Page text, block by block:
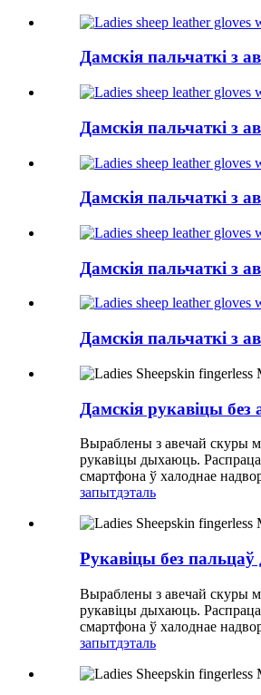
Дамскія пальчаткі з
Дамскія пальчаткі з
Дамскія пальчаткі з
Дамскія пальчаткі з
Дамскія пальчаткі з
Дамскія рукавіцы
Выраблены з авечай скуры
рукавіцы дыхаюць.
смартфона ў халоднае
запытдэталь
Рукавіцы без
Выраблены з авечай скуры
рукавіцы дыхаюць.
смартфона ў халоднае
запытдэталь